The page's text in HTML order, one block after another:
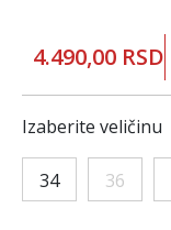
4.490,00 RSD
Izaberite veličinu
34 36